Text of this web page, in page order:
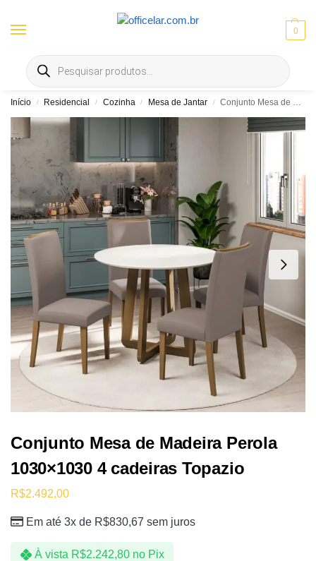
0
Entrega gratis em Goiânia e Aparecida | ⚡ 10% OFF no Pix
Início / Residencial / Cozinha / Mesa de Jantar / Conjunto Mesa de Madeira Perola 1030×1030 4 cadeiras Topazio
Conjunto Mesa de Madeira Perola
1030×1030 4 cadeiras Topazio
R$2.492,00
À vista R$2.242,80 no Pix
Em até 3x de R$830,67 sem juros